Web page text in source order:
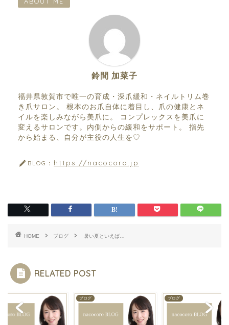
鈴間 加菜子
福井県敦賀市で唯一の育成・深爪緩和・ネイルトリム巻
き爪サロン。 根本のお爪自体に着目し、爪の健康とネ
イルを楽しみながら美爪に。 コンプレックスを美爪に
変えるサロンです。内側からの緩和をサポート。 指先
から始まる、自分が主役の人生を♡
BLOG： https://nacocoro.jp
HOME ブログ 暑い夏といえば…
RELATED POST
ブログ ブログ